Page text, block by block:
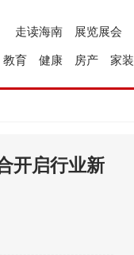
展览展会
走读海南
家装
房产
健康
教育
开启行业新